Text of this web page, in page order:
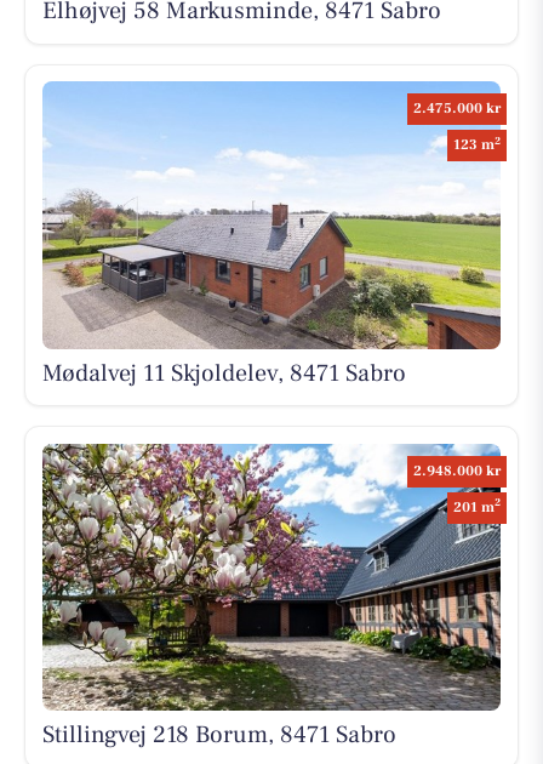
Elhøjvej 58 Markusminde, 8471 Sabro
2.475.000 kr
123 m2
Mødalvej 11 Skjoldelev, 8471 Sabro
2.948.000 kr
201 m2
Stillingvej 218 Borum, 8471 Sabro